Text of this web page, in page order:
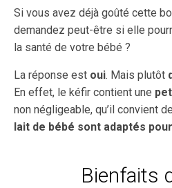
Si vous avez déjà goûté cette
demandez peut-être si elle
la santé de votre bébé ?
La réponse est oui. Mais plutôt
En effet, le kéfir contient une
non négligeable, qu’il convient
lait de bébé sont adaptés
Bienfaits